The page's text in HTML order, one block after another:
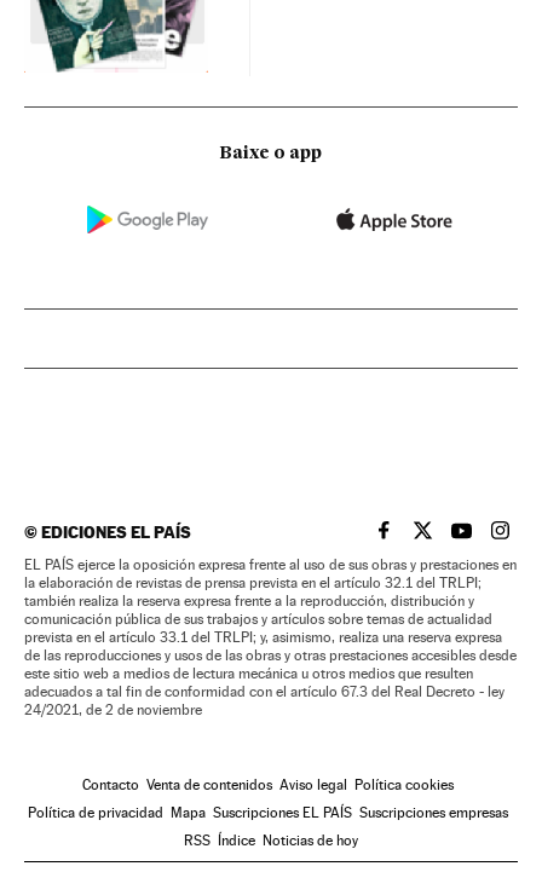
Baixe o app
©EDICIONES EL PAÍS EL PAÍS BRASIL EN
EL PAÍSEL PAÍS
EL
EL PAÍS ejerce la oposición expresa frente al uso de sus obras y prestaciones en
la elaboración de revistas de prensa prevista en el artículo 32.1 del TRLPI;
también realiza la reserva expresa frente a la reproducción, distribución y
comunicación pública de sus trabajos y artículos sobre temas de actualidad
prevista en el artículo 33.1 del TRLPI; y, asimismo, realiza una reserva expresa
de las reproducciones y usos de las obras y otras prestaciones accesibles desde
este sitio web a medios de lectura mecánica u otros medios que resulten
adecuados a tal fin de conformidad con el artículo 67.3 del Real Decreto - ley
24/2021, de 2 de noviembre
Contacto Venta de contenidos Aviso legal
Política cookies
Política de privacidad
Mapa Suscripciones EL PAÍS Suscripciones empresas
RSS
Índice Noticias de hoy